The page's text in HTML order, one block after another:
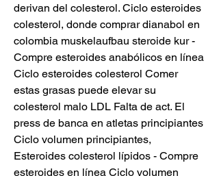
derivan del colesterol. Ciclo esteroides
colesterol, donde comprar dianabol en
colombia muskelaufbau steroide kur -
Compre esteroides anabólicos en línea
Ciclo esteroides colesterol Comer
estas grasas puede elevar su
colesterol malo LDL Falta de act. El
press de banca en atletas principiantes
Ciclo volumen principiantes,
Esteroides colesterol lípidos - Compre
esteroides en línea Ciclo volumen